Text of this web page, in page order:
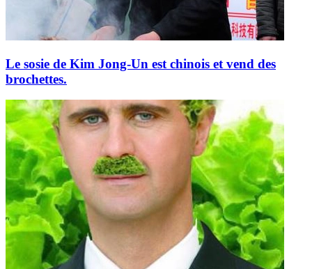
Le sosie de Kim Jong-Un est chinois et vend des
brochettes.